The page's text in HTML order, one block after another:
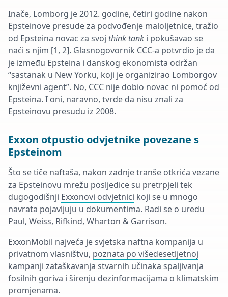
Inače, Lomborg je 2012. godine, četiri godine nakon
Epsteinove presude za podvođenje maloljetnice, tražio
od Epsteina novac za svoj think tank i pokušavao se
naći s njim [1, 2]. Glasnogovornik CCC-a potvrdio je da
je između Epsteina i danskog ekonomista održan
“sastanak u New Yorku, koji je organizirao Lomborgov
književni agent”. No, CCC nije dobio novac ni pomoć od
Epsteina. I oni, naravno, tvrde da nisu znali za
Epsteinovu presudu iz 2008.
Exxon otpustio odvjetnike povezane s
Epsteinom
Što se tiče naftaša, nakon zadnje tranše otkrića vezane
za Epsteinovu mrežu posljedice su pretrpjeli tek
dugogodišnji Exxonovi odvjetnici koji se u mnogo
navrata pojavljuju u dokumentima. Radi se o uredu
Paul, Weiss, Rifkind, Wharton & Garrison.
ExxonMobil najveća je svjetska naftna kompanija u
privatnom vlasništvu, poznata po višedesetljetnoj
kampanji zataškavanja stvarnih učinaka spaljivanja
fosilnih goriva i širenju dezinformacijama o klimatskim
promjenama.